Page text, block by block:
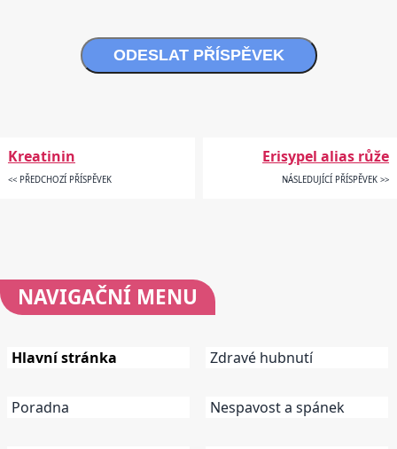
ODESLAT PŘÍSPĚVEK
Kreatinin
<< PŘEDCHOZÍ PŘÍSPĚVEK
Erisypel alias růže
NÁSLEDUJÍCÍ PŘÍSPĚVEK >>
NAVIGAČNÍ MENU
Hlavní stránka
Poradna
Zdravé hubnutí
Nespavost a spánek